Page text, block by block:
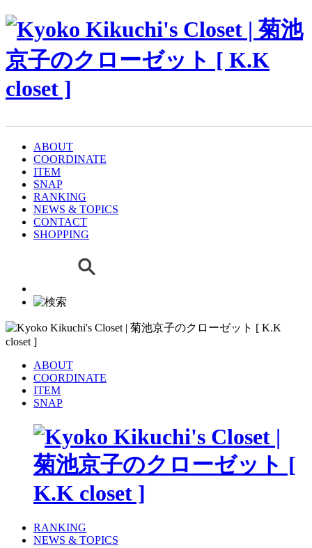
ABOUT
COORDINATE
ITEM
SNAP
RANKING
NEWS & TOPICS
CONTACT
SHOPPING
ABOUT
COORDINATE
ITEM
SNAP
RANKING
NEWS & TOPICS